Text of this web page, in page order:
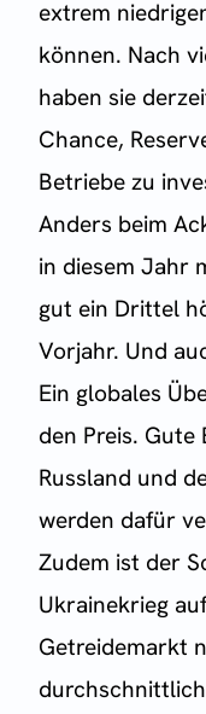
extrem
können. Nach
haben sie
Chance,
Betriebe zu
Anders beim
in diesem Jahr
gut ein Drittel
Vorjahr. Und
Ein globales
den Preis.
Russland und
werden dafür
Zudem ist der
Ukrainekrieg
Getreidemarkt